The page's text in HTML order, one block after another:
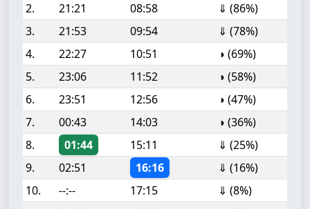
2.
21:21 08:58
⇓ (86%)
3.
21:53 09:54
⇓ (78%)
4.
22:27 10:51
◑ (69%)
5.
23:06 11:52
◑ (58%)
6.
23:51 12:56
◑ (47%)
7.
00:43 14:03
◑ (36%)
8.
01:44 15:11
⇓ (25%)
9.
02:51 16:16
⇓ (16%)
10.
--:-- 17:15
⇓ (8%)